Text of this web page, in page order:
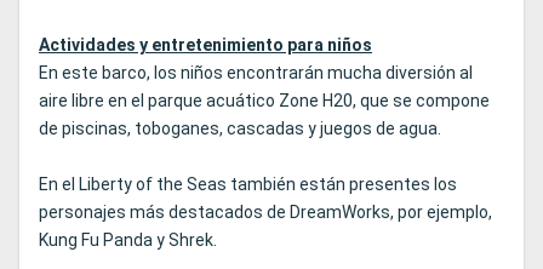
Actividades y entretenimiento para niños
En este barco, los niños encontrarán mucha diversión al
aire libre en el parque acuático Zone H20, que se compone
de piscinas, toboganes, cascadas y juegos de agua.
En el Liberty of the Seas también están presentes los
personajes más destacados de DreamWorks, por ejemplo,
Kung Fu Panda y Shrek.